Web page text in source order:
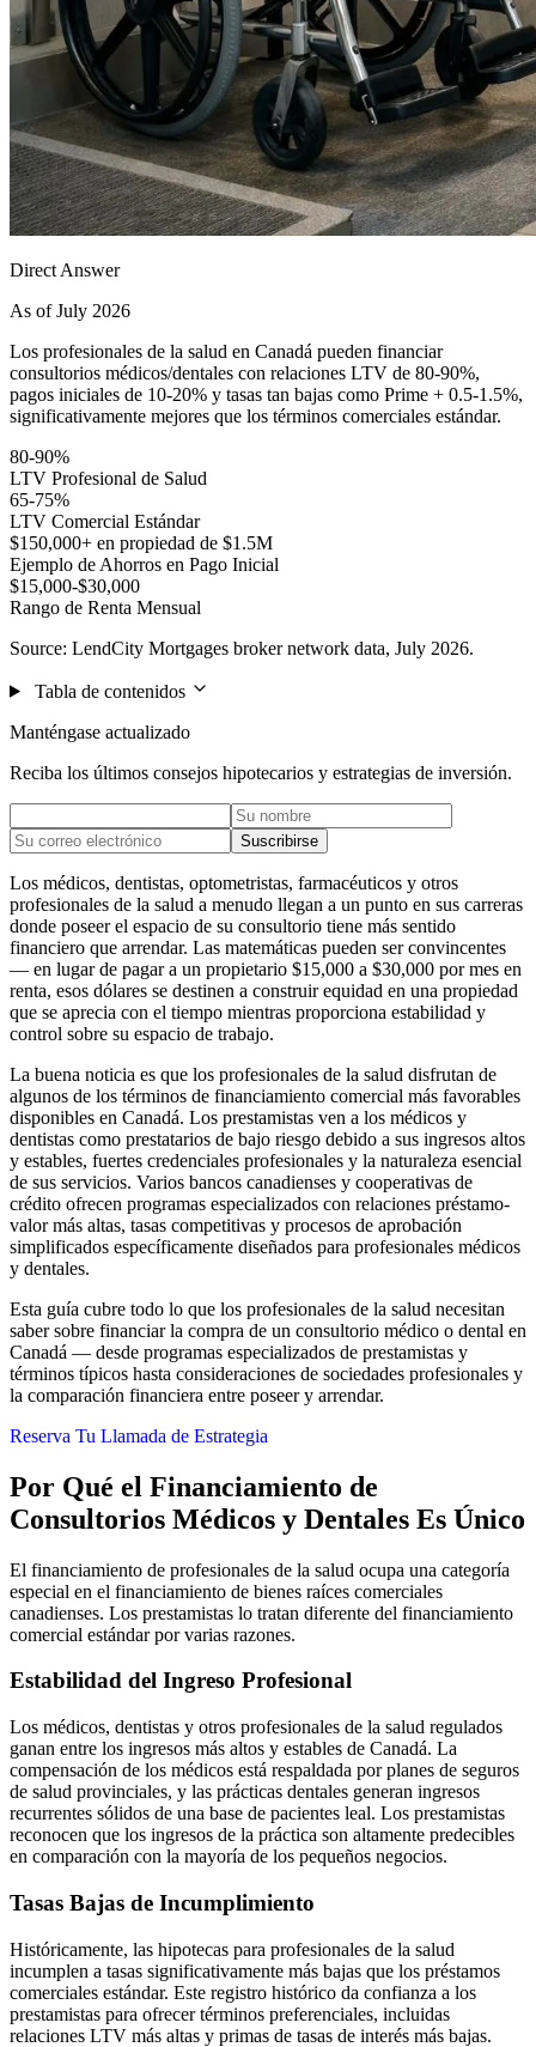
Direct Answer
As of July 2026
Los profesionales de la salud en Canadá pueden financiar
consultorios médicos/dentales con relaciones LTV de 80-90%,
pagos iniciales de 10-20% y tasas tan bajas como Prime + 0.5-1.5%,
significativamente mejores que los términos comerciales estándar.
80-90%
LTV Profesional de Salud
65-75%
LTV Comercial Estándar
$150,000+ en propiedad de $1.5M
Ejemplo de Ahorros en Pago Inicial
$15,000-$30,000
Rango de Renta Mensual
Source: LendCity Mortgages broker network data, July 2026.
Tabla de contenidos
Manténgase actualizado
Reciba los últimos consejos hipotecarios y estrategias de inversión.
Suscribirse
Los médicos, dentistas, optometristas, farmacéuticos y otros
profesionales de la salud a menudo llegan a un punto en sus carreras
donde poseer el espacio de su consultorio tiene más sentido
financiero que arrendar. Las matemáticas pueden ser convincentes
— en lugar de pagar a un propietario $15,000 a $30,000 por mes en
renta, esos dólares se destinen a construir equidad en una propiedad
que se aprecia con el tiempo mientras proporciona estabilidad y
control sobre su espacio de trabajo.
La buena noticia es que los profesionales de la salud disfrutan de
algunos de los términos de financiamiento comercial más favorables
disponibles en Canadá. Los prestamistas ven a los médicos y
dentistas como prestatarios de bajo riesgo debido a sus ingresos altos
y estables, fuertes credenciales profesionales y la naturaleza esencial
de sus servicios. Varios bancos canadienses y cooperativas de
crédito ofrecen programas especializados con relaciones préstamo-
valor más altas, tasas competitivas y procesos de aprobación
simplificados específicamente diseñados para profesionales médicos
y dentales.
Esta guía cubre todo lo que los profesionales de la salud necesitan
saber sobre financiar la compra de un consultorio médico o dental en
Canadá — desde programas especializados de prestamistas y
términos típicos hasta consideraciones de sociedades profesionales y
la comparación financiera entre poseer y arrendar.
Reserva Tu Llamada de Estrategia
Por Qué el Financiamiento de
Consultorios Médicos y Dentales Es Único
El financiamiento de profesionales de la salud ocupa una categoría
especial en el financiamiento de bienes raíces comerciales
canadienses. Los prestamistas lo tratan diferente del financiamiento
comercial estándar por varias razones.
Estabilidad del Ingreso Profesional
Los médicos, dentistas y otros profesionales de la salud regulados
ganan entre los ingresos más altos y estables de Canadá. La
compensación de los médicos está respaldada por planes de seguros
de salud provinciales, y las prácticas dentales generan ingresos
recurrentes sólidos de una base de pacientes leal. Los prestamistas
reconocen que los ingresos de la práctica son altamente predecibles
en comparación con la mayoría de los pequeños negocios.
Tasas Bajas de Incumplimiento
Históricamente, las hipotecas para profesionales de la salud
incumplen a tasas significativamente más bajas que los préstamos
comerciales estándar. Este registro histórico da confianza a los
prestamistas para ofrecer términos preferenciales, incluidas
relaciones LTV más altas y primas de tasas de interés más bajas.